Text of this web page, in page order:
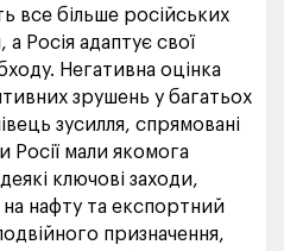
все більше російських
Росія адаптує свої
Негативна оцінка
зрушень у багатьох
зусилля, спрямовані
Росії мали якомога
ключові заходи,
нафту та експортний
призначення,